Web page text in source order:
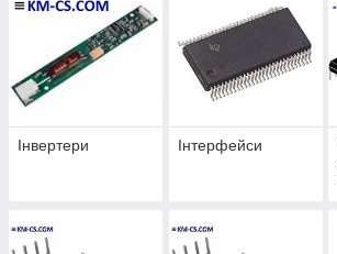
Інвертери Інтерфейси